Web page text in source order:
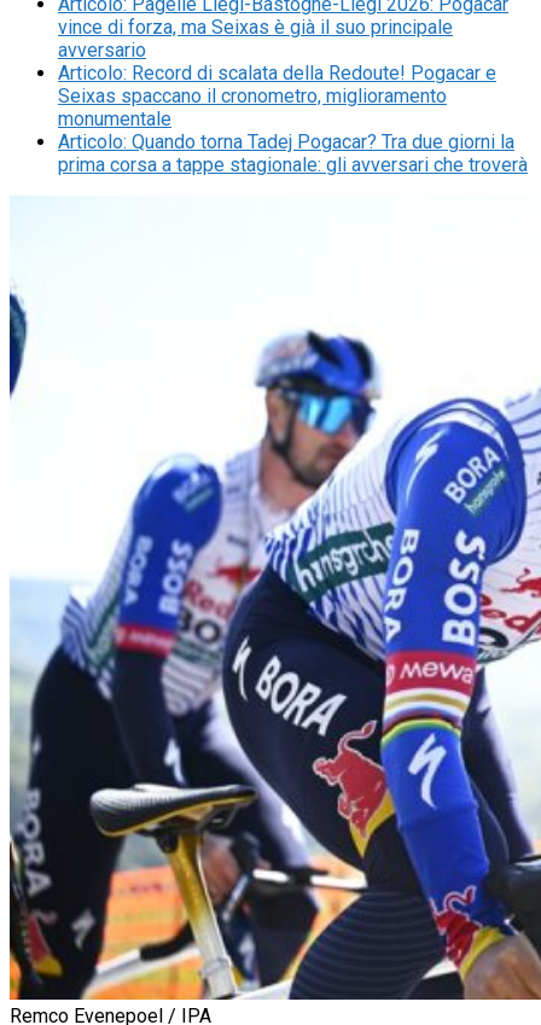
vince di forza, ma Seixas è già il suo principale
avversario
Articolo: Record di scalata della Redoute! Pogacar e
Seixas spaccano il cronometro, miglioramento
monumentale
Articolo: Quando torna Tadej Pogacar? Tra due giorni la
prima corsa a tappe stagionale: gli avversari che troverà
Remco Evenepoel / IPA